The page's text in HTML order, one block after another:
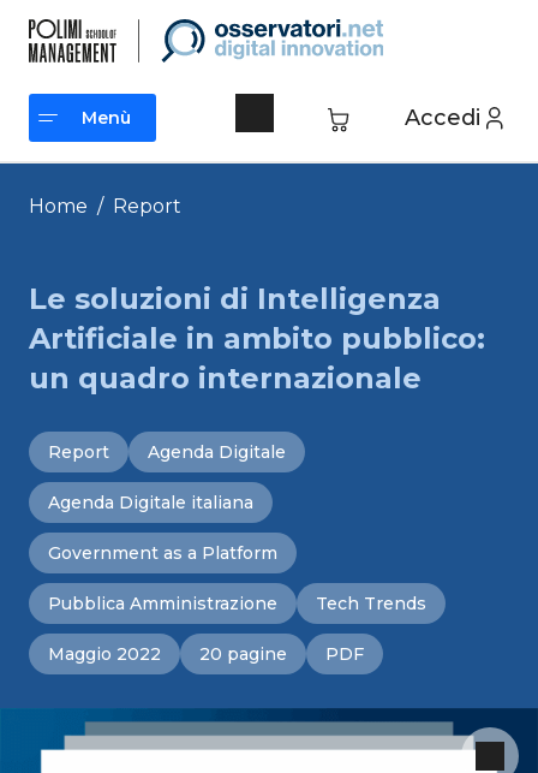
contenuto
Accedi
Menù
Menù
Home / Report
Le soluzioni di Intelligenza
Artificiale in ambito pubblico:
un quadro internazionale
Report Agenda Digitale
Agenda Digitale italiana
Government as a Platform
Pubblica Amministrazione Tech Trends
Maggio 2022 20 pagine PDF